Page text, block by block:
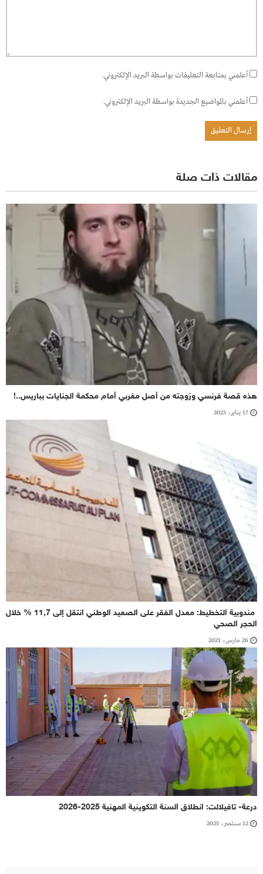
أعلمني بمتابعة التعليقات بواسطة البريد الإلكتروني.
أعلمني بالمواضيع الجديدة بواسطة البريد الإلكتروني.
مقالات ذات صلة
هذه قصة فرنسي وزوجته من أصل مغربي أمام محكمة الجنايات بباريس..!
17 يناير، 2023
مندوبية التخطيط: معدل الفقر على الصعيد الوطني انتقل إلى 11,7 % خلال
الحجر الصحي
26 مارس، 2021
درعة- تافيلالت: انطلاق السنة التكوينية المهنية 2025-2026
12 سبتمبر، 2025